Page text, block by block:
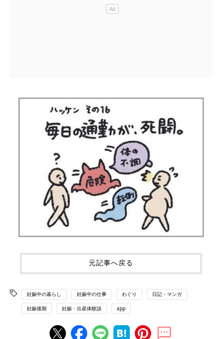
元記事へ戻る
妊娠中の暮らし 妊娠中の仕事 わぐり 日記・マンガ
妊娠後期 妊娠・出産体験談 app